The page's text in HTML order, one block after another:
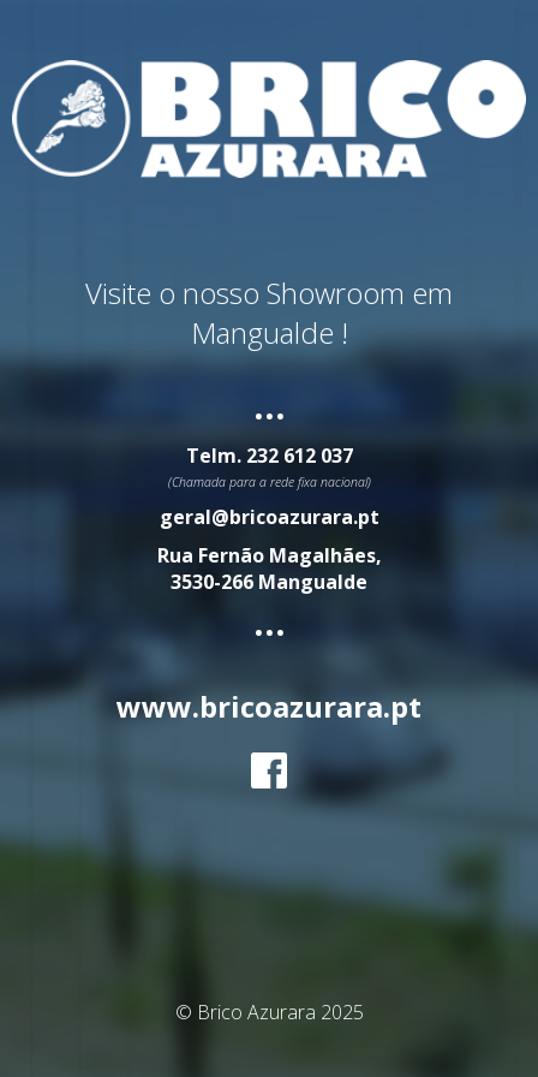
Visite o nosso Showroom em
Mangualde !
...
Telm. 232 612 037
(Chamada para a rede fixa nacional)
geral@bricoazurara.pt
Rua Fernão Magalhães,
3530-266 Mangualde
...
www.bricoazurara.pt
© Brico Azurara 2025